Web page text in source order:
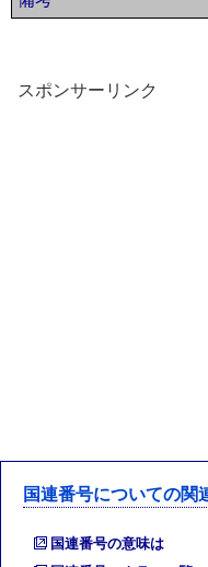
スポンサーリンク
国連番号についての関
国連番号の意味は